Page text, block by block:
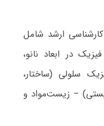
ارشد شامل
در ابعاد نانو،
سلولی (ساختار،
– زیست‌مواد و